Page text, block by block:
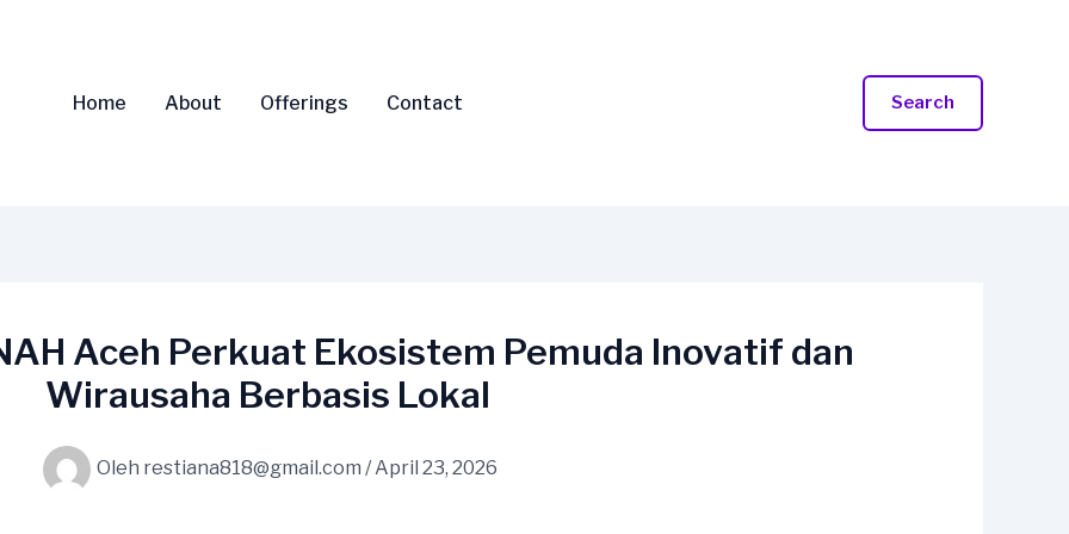
Home About Offerings Contact Search
Aceh Perkuat Ekosistem Pemuda Inovatif dan
Wirausaha Berbasis Lokal
Oleh restiana818@gmail.com /April 23, 2026